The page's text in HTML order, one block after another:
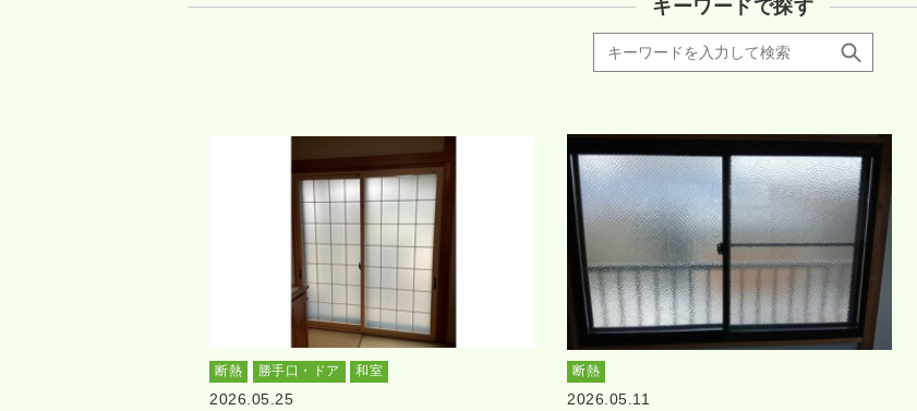
キーワードで探す
断熱 勝手口・ドア 和室
2026.05.25
断熱
2026.05.11